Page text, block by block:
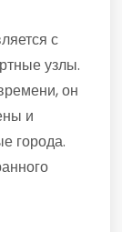
с
узлы.
он
и
города.